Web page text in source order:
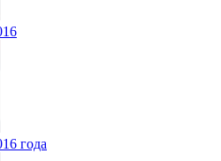
года